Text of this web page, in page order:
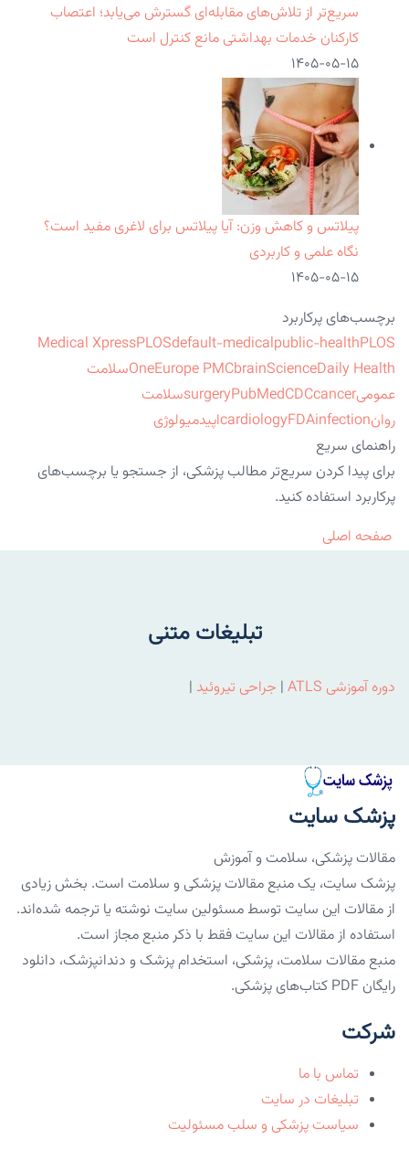
سریع‌تر از تلاش‌های مقابله‌ای گسترش می‌یابد؛ اعتصاب
کارکنان خدمات بهداشتی مانع کنترل است
۱۴۰۵-۰۵-۱۵
پیلاتس و کاهش وزن: آیا پیلاتس برای لاغری مفید است؟
نگاه علمی و کاربردی
۱۴۰۵-۰۵-۱۵
برچسب‌های پرکاربرد
Medical XpressPLOSdefault-medicalpublic-healthPLOS
OneEurope PMCbrainScienceDaily Health
سلامت
عمومی
surgeryPubMedCDCcancer
سلامت
روان
cardiologyFDAinfection
اپیدمیولوژی
راهنمای سریع
برای پیدا کردن سریع‌تر مطالب پزشکی، از جستجو یا برچسب‌های
پرکاربرد استفاده کنید.
صفحه اصلی
تبلیغات متنی
دوره آموزشی ATLS | جراحی تیروئید |
پزشک سایت
مقالات پزشکی، سلامت و آموزش
پزشک سایت، یک منبع مقالات پزشکی و سلامت است. بخش زیادی
از مقالات این سایت توسط مسئولین سایت نوشته یا ترجمه شده‌اند.
استفاده از مقالات این سایت فقط با ذکر منبع مجاز است.
منبع مقالات سلامت، پزشکی، استخدام پزشک و دندانپزشک، دانلود
رایگان PDF کتاب‌های پزشکی.
شرکت
تماس با ما
تبلیغات در سایت
سیاست پزشکی و سلب مسئولیت